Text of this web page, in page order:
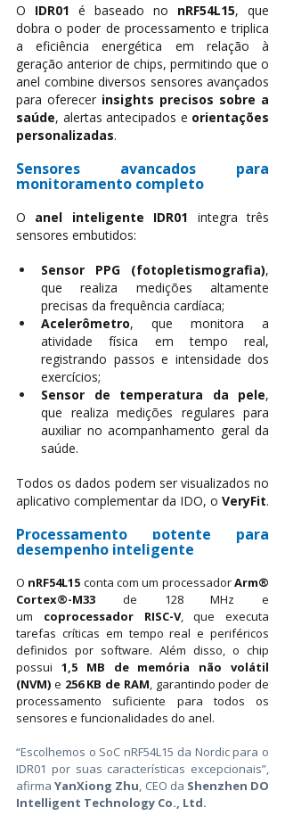
O IDR01 é baseado no nRF54L15, que
dobra o poder de processamento e triplica
a eficiência energética em relação à
geração anterior de chips, permitindo que o
anel combine diversos sensores avançados
para oferecer insights precisos sobre a
saúde, alertas antecipados e orientações
personalizadas.
Sensores avançados para
monitoramento completo
O anel inteligente IDR01
integra três
sensores embutidos:
Sensor PPG (fotopletismografia),
que realiza medições altamente
precisas da frequência cardíaca;
Acelerômetro, que monitora a
atividade física em tempo real,
registrando passos e intensidade dos
exercícios;
Sensor de temperatura da pele,
que realiza medições regulares para
auxiliar no acompanhamento geral da
saúde.
Todos os dados podem ser visualizados no
aplicativo complementar da IDO, o VeryFit.
Processamento potente para
desempenho inteligente
O nRF54L15 conta com um processador Arm®
Cortex®-M33 de 128 MHz e
um coprocessador RISC-V, que executa
tarefas críticas em tempo real e periféricos
definidos por software. Além disso, o chip
possui 1,5 MB de memória não volátil
(NVM) e 256 KB de RAM, garantindo poder de
processamento suficiente para todos os
sensores e funcionalidades do anel.
“Escolhemos o SoC nRF54L15 da Nordic para o
IDR01 por suas características excepcionais”,
afirma YanXiong Zhu, CEO da Shenzhen DO
Intelligent Technology Co., Ltd.